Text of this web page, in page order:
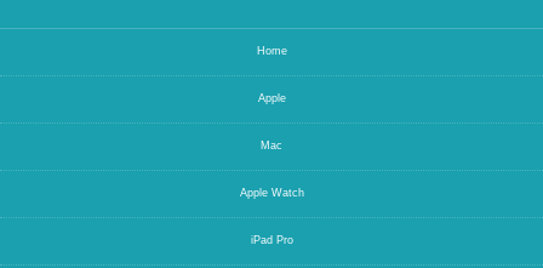
Home
Apple
Mac
Apple Watch
iPad Pro